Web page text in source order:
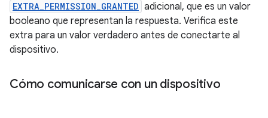
EXTRA_PERMISSION_GRANTED adicional, que es un valor
booleano que representan la respuesta. Verifica este
extra para un valor verdadero antes de conectarte al
dispositivo.
Cómo comunicarse con un dispositivo